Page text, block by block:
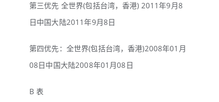
第三优先 全世界(包括台湾，香港) 2011年9月8
日中国大陆2011年9月8日
第四优先：全世界(包括台湾，香港)2008年01月
08日中国大陆2008年01月08日
B 表